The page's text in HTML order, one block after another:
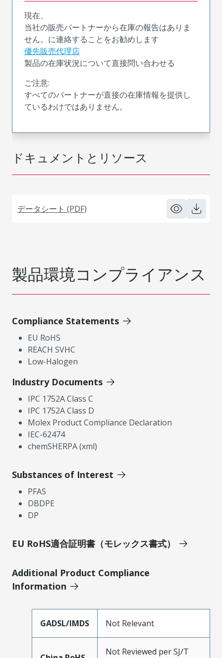
ドキュメントとリソース
データシート (PDF)
現在、
当社の販売パートナーから在庫の報告はありま
せん。に連絡することをお勧めします
優先販売代理店
製品の在庫状況について直接問い合わせる
ご注意:
すべてのパートナーが直接の在庫情報を提供し
ているわけではありません。
製品環境コンプライアンス
Compliance Statements
EU RoHS
REACH SVHC
Low-Halogen
Industry Documents
IPC 1752A Class C
IPC 1752A Class D
Molex Product Compliance Declaration
IEC-62474
chemSHERPA (xml)
Substances of Interest
PFAS
DBDPE
DP
EU RoHS適合証明書（モレックス書式）
Additional Product Compliance
Information
GADSL/IMDS Not Relevant
Not Reviewed per SJ/T